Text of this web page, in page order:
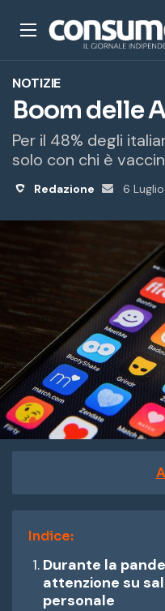
Menu
NOTIZIE
Boom delle
Per il 48% degli
solo con chi è
Redazione
Invia
6
A
Indice:
Durante la
attenzione su
personale